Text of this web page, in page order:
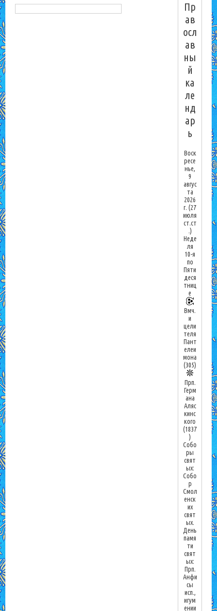
Пр
ав
осл
ав
ны
й
ка
ле
нд
ар
ь
Воск
ресе
нье,
9
авгус
та
2026
г.(27
июля
ст.ст
.)
Неде
ля
10-я
по
Пяти
деся
тниц
е
Вмч.
и
цели
теля
Пант
елеи
мона
(305)
Прп.
Герм
ана
Аляс
кинс
кого
(1837
)
Собо
ры
свят
ых:
Собо
р
Смол
енск
их
свят
ых.
День
памя
ти
свят
ых:
Прп.
Анфи
сы
исп.,
игум
ении